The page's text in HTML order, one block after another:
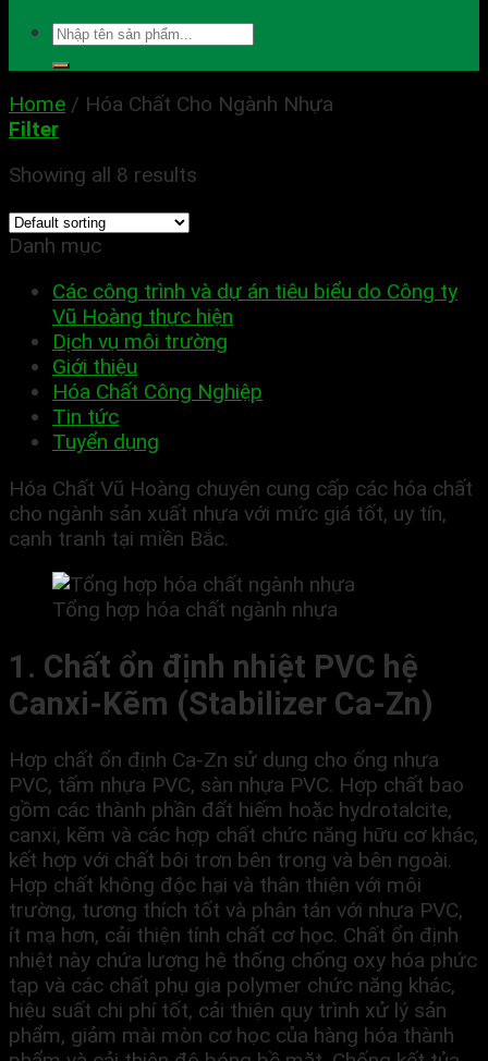
Home / Hóa Chất Cho Ngành Nhựa
Filter
Showing all 8 results
Danh mục
Các công trình và dự án tiêu biểu do Công ty
Vũ Hoàng thực hiện
Dịch vụ môi trường
Giới thiệu
Hóa Chất Công Nghiệp
Tin tức
Tuyển dụng
Hóa Chất Vũ Hoàng chuyên cung cấp các hóa chất
cho ngành sản xuất nhựa với mức giá tốt, uy tín,
cạnh tranh tại miền Bắc.
Tổng hợp hóa chất ngành nhựa
1. Chất ổn định nhiệt PVC hệ
Canxi-Kẽm (Stabilizer Ca-Zn)
Hợp chất ổn định Ca-Zn sử dụng cho ống nhựa
PVC, tấm nhựa PVC, sàn nhựa PVC. Hợp chất bao
gồm các thành phần đất hiếm hoặc hydrotalcite,
canxi, kẽm và các hợp chất chức năng hữu cơ khác,
kết hợp với chất bôi trơn bên trong và bên ngoài.
Hợp chất không độc hại và thân thiện với môi
trường, tương thích tốt và phân tán với nhựa PVC,
ít mạ hơn, cải thiện tính chất cơ học. Chất ổn định
nhiệt này chứa lượng hệ thống chống oxy hóa phức
tạp và các chất phụ gia polymer chức năng khác,
hiệu suất chi phí tốt, cải thiện quy trình xử lý sản
phẩm, giảm mài mòn cơ học của hàng hóa thành